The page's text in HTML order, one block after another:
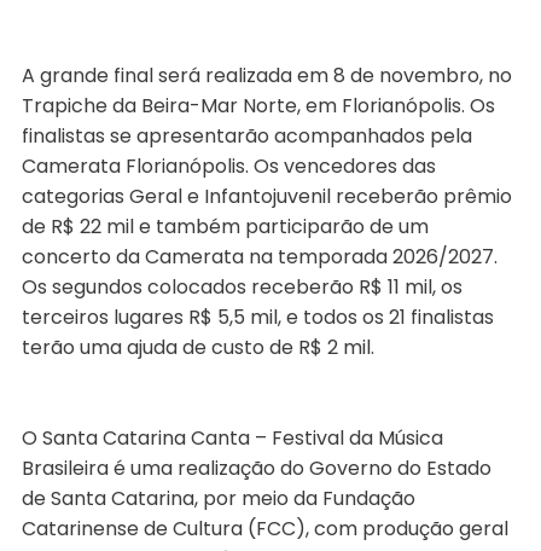
A grande final será realizada em 8 de novembro, no
Trapiche da Beira-Mar Norte, em Florianópolis. Os
finalistas se apresentarão acompanhados pela
Camerata Florianópolis. Os vencedores das
categorias Geral e Infantojuvenil receberão prêmio
de R$ 22 mil e também participarão de um
concerto da Camerata na temporada 2026/2027.
Os segundos colocados receberão R$ 11 mil, os
terceiros lugares R$ 5,5 mil, e todos os 21 finalistas
terão uma ajuda de custo de R$ 2 mil.
O Santa Catarina Canta – Festival da Música
Brasileira é uma realização do Governo do Estado
de Santa Catarina, por meio da Fundação
Catarinense de Cultura (FCC), com produção geral